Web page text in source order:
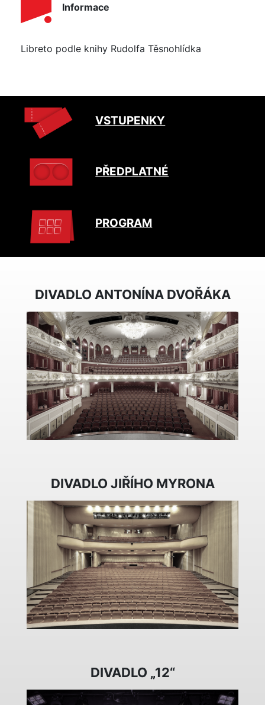
Informace
Libreto podle knihy Rudolfa Těsnohlídka
VSTUPENKY
PŘEDPLATNÉ
PROGRAM
DIVADLO ANTONÍNA DVOŘÁKA
DIVADLO JIŘÍHO MYRONA
DIVADLO „12“